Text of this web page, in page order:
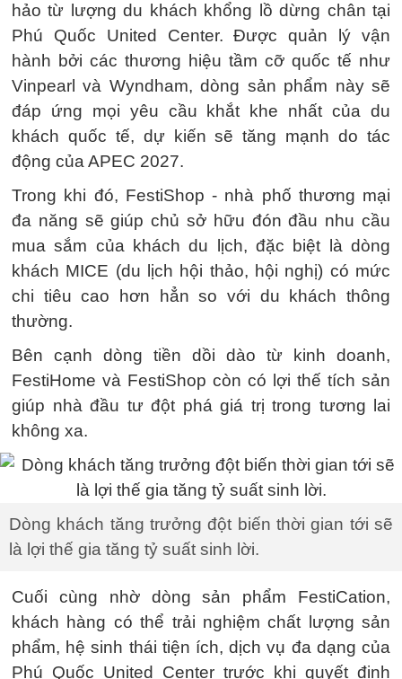
hảo từ lượng du khách khổng lồ dừng chân tại
Phú Quốc United Center. Được quản lý vận
hành bởi các thương hiệu tầm cỡ quốc tế như
Vinpearl và Wyndham, dòng sản phẩm này sẽ
đáp ứng mọi yêu cầu khắt khe nhất của du
khách quốc tế, dự kiến sẽ tăng mạnh do tác
động của APEC 2027.
Trong khi đó, FestiShop - nhà phố thương mại
đa năng sẽ giúp chủ sở hữu đón đầu nhu cầu
mua sắm của khách du lịch, đặc biệt là dòng
khách MICE (du lịch hội thảo, hội nghị) có mức
chi tiêu cao hơn hẳn so với du khách thông
thường.
Bên cạnh dòng tiền dồi dào từ kinh doanh,
FestiHome và FestiShop còn có lợi thế tích sản
giúp nhà đầu tư đột phá giá trị trong tương lai
không xa.
Dòng khách tăng trưởng đột biến thời gian tới sẽ
là lợi thế gia tăng tỷ suất sinh lời.
Cuối cùng nhờ dòng sản phẩm FestiCation,
khách hàng có thể trải nghiệm chất lượng sản
phẩm, hệ sinh thái tiện ích, dịch vụ đa dạng của
Phú Quốc United Center trước khi quyết định